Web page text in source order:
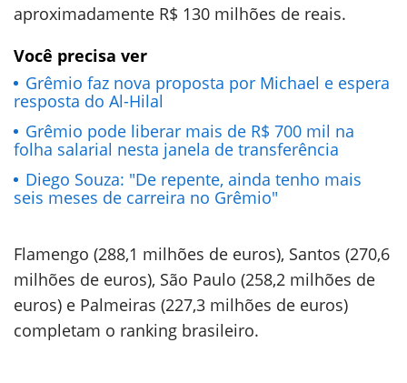
aproximadamente R$ 130 milhões de reais.
Você precisa ver
Grêmio faz nova proposta por Michael e espera
resposta do Al-Hilal
Grêmio pode liberar mais de R$ 700 mil na
folha salarial nesta janela de transferência
Diego Souza: "De repente, ainda tenho mais
seis meses de carreira no Grêmio"
Flamengo (288,1 milhões de euros), Santos (270,6
milhões de euros), São Paulo (258,2 milhões de
euros) e Palmeiras (227,3 milhões de euros)
completam o ranking brasileiro.